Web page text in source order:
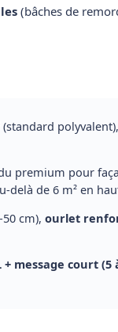
(bâches de
(standard polyvalent),
premium pour
delà de 6 m² en
cm), ourlet
+ message court